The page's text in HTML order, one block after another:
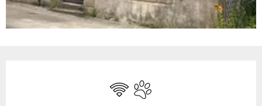
Wifi Se aceptan animales